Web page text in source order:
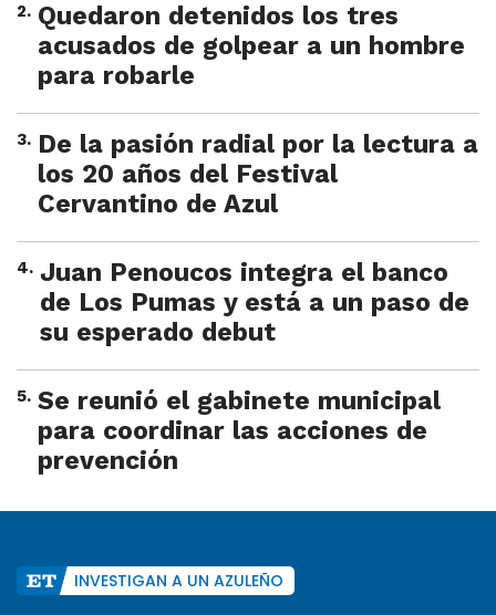
2. Quedaron detenidos los tres
acusados de golpear a un hombre
para robarle
3. De la pasión radial por la lectura a
los 20 años del Festival
Cervantino de Azul
4. Juan Penoucos integra el banco
de Los Pumas y está a un paso de
su esperado debut
5. Se reunió el gabinete municipal
para coordinar las acciones de
prevención
INVESTIGAN A UN AZULEÑO